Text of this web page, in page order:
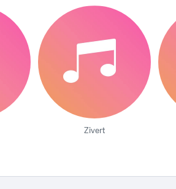
Zivert